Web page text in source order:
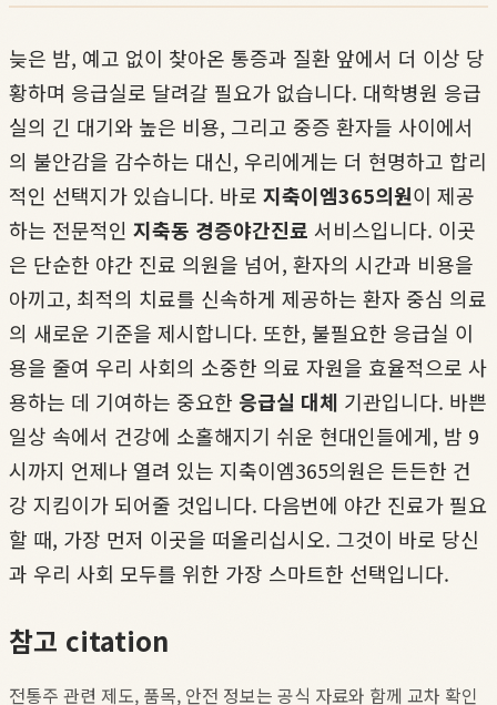
늦은 밤, 예고 없이 찾아온 통증과 질환 앞에서 더 이상 당
황하며 응급실로 달려갈 필요가 없습니다. 대학병원 응급
실의 긴 대기와 높은 비용, 그리고 중증 환자들 사이에서
의 불안감을 감수하는 대신, 우리에게는 더 현명하고 합리
적인 선택지가 있습니다. 바로 지축이엠365의원이 제공
하는 전문적인 지축동 경증야간진료 서비스입니다. 이곳
은 단순한 야간 진료 의원을 넘어, 환자의 시간과 비용을
아끼고, 최적의 치료를 신속하게 제공하는 환자 중심 의료
의 새로운 기준을 제시합니다. 또한, 불필요한 응급실 이
용을 줄여 우리 사회의 소중한 의료 자원을 효율적으로 사
용하는 데 기여하는 중요한 응급실 대체 기관입니다. 바쁜
일상 속에서 건강에 소홀해지기 쉬운 현대인들에게, 밤 9
시까지 언제나 열려 있는 지축이엠365의원은 든든한 건
강 지킴이가 되어줄 것입니다. 다음번에 야간 진료가 필요
할 때, 가장 먼저 이곳을 떠올리십시오. 그것이 바로 당신
과 우리 사회 모두를 위한 가장 스마트한 선택입니다.
참고 citation
전통주 관련 제도, 품목, 안전 정보는 공식 자료와 함께 교차 확인